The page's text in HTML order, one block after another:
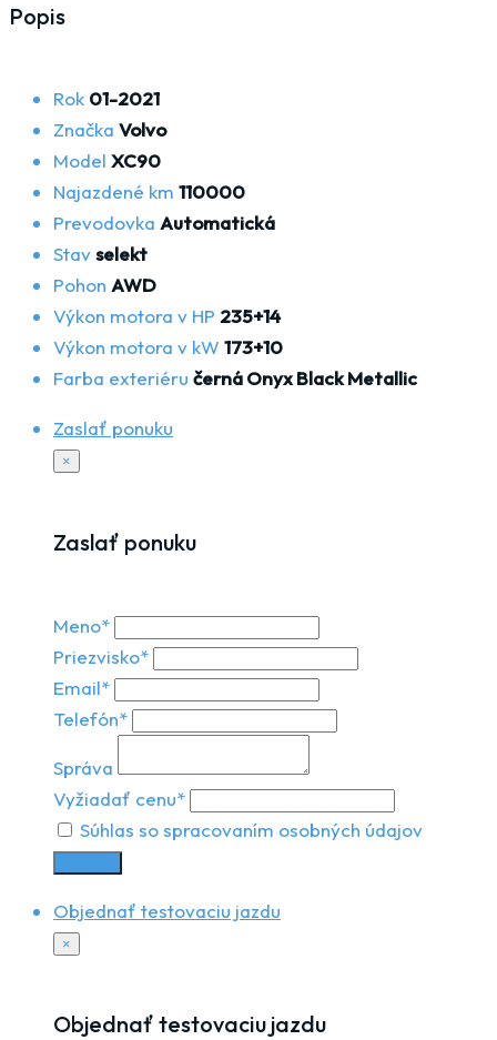
Popis
Rok 01-2021
Značka Volvo
Model XC90
Najazdené km 110000
Prevodovka Automatická
Stavselekt
Pohon AWD
Výkon motora v HP 235+14
Výkon motora v kW 173+10
Farba exteriéru černá Onyx Black Metallic
Zaslať ponuku
×
Zaslať ponuku
Meno*
Priezvisko*
Email*
Telefón*
Správa
Vyžiadať cenu*
Súhlas so spracovaním osobných údajov
Objednať testovaciu jazdu
×
Objednať testovaciu jazdu